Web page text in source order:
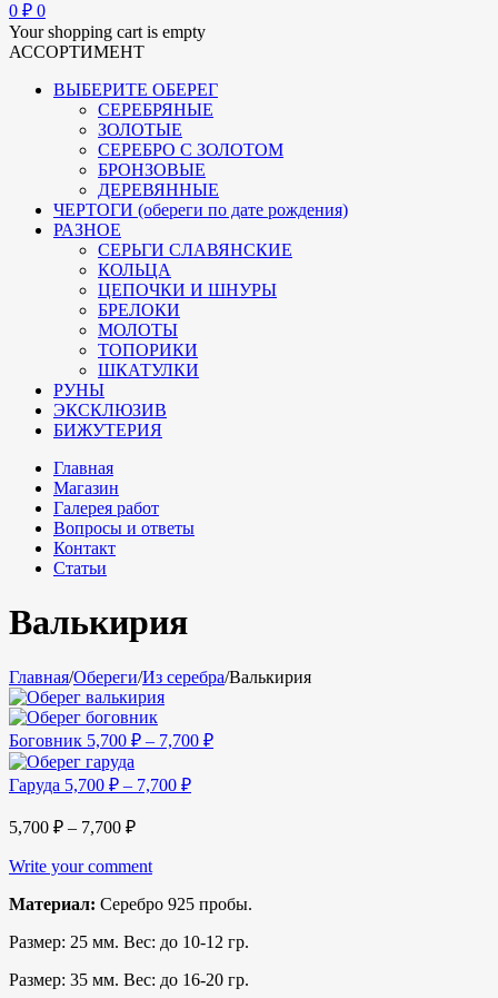
0 ₽ 0
Your shopping cart is empty
АССОРТИМЕНТ
ВЫБЕРИТЕ ОБЕРЕГ
СЕРЕБРЯНЫЕ
ЗОЛОТЫЕ
СЕРЕБРО С ЗОЛОТОМ
БРОНЗОВЫЕ
ДЕРЕВЯННЫЕ
ЧЕРТОГИ (обереги по дате рождения)
РАЗНОЕ
СЕРЬГИ СЛАВЯНСКИЕ
КОЛЬЦА
ЦЕПОЧКИ И ШНУРЫ
БРЕЛОКИ
МОЛОТЫ
ТОПОРИКИ
ШКАТУЛКИ
РУНЫ
ЭКСКЛЮЗИВ
БИЖУТЕРИЯ
Главная
Магазин
Галерея работ
Вопросы и ответы
Контакт
Статьи
Валькирия
Главная/Обереги/Из серебра/Валькирия
Боговник 5,700 ₽ – 7,700 ₽
Гаруда 5,700 ₽ – 7,700 ₽
5,700 ₽ – 7,700 ₽
Write your comment
Материал: Серебро 925 пробы.
Размер: 25 мм. Вес: до 10-12 гр.
Размер: 35 мм. Вес: до 16-20 гр.